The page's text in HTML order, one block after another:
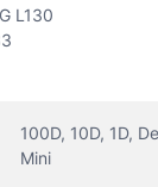
L130
100D, 10D, 1D,
Mini